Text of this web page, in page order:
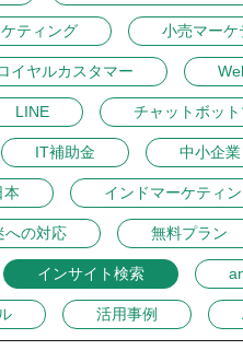
ティング 小売マーケ
イヤルカスタマー
LINE チャットボッ
IT補助金 中小企業
本 インドマーケティ
への対応 無料プラン
インサイト検索
活用事例